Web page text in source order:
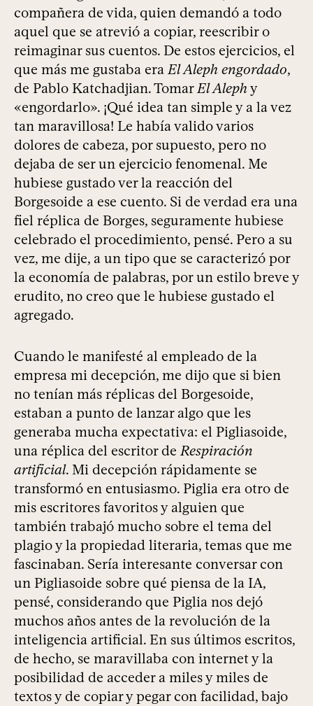
compañera de vida, quien demandó a todo
aquel que se atrevió a copiar, reescribir o
reimaginar sus cuentos. De estos ejercicios, el
que más me gustaba era El Aleph engordado,
de Pablo Katchadjian. TomarEl Alephy
«engordarlo». ¡Qué idea tan simple y a la vez
tan maravillosa! Le había valido varios
dolores de cabeza, por supuesto, pero no
dejaba de ser un ejercicio fenomenal. Me
hubiese gustado ver la reacción del
Borgesoide a ese cuento. Si de verdad era una
fiel réplica de Borges, seguramente hubiese
celebrado el procedimiento, pensé. Pero a su
vez, me dije, a un tipo que se caracterizó por
la economía de palabras, por un estilo breve y
erudito, no creo que le hubiese gustado el
agregado.
Cuando le manifesté al empleado de la
empresa mi decepción, me dijo que si bien
no tenían más réplicas del Borgesoide,
estaban a punto de lanzar algo que les
generaba mucha expectativa: el Pigliasoide,
una réplica del escritor deRespiración
artificial. Mi decepción rápidamente se
transformó en entusiasmo. Piglia era otro de
mis escritores favoritos y alguien que
también trabajó mucho sobre el tema del
plagio y la propiedad literaria, temas que me
fascinaban. Sería interesante conversar con
un Pigliasoide sobre qué piensa de la IA,
pensé, considerando que Piglia nos dejó
muchos años antes de la revolución de la
inteligencia artificial. En sus últimos escritos,
de hecho, se maravillaba con internet y la
posibilidad de acceder a miles y miles de
textos y de copiar y pegar con facilidad, bajo